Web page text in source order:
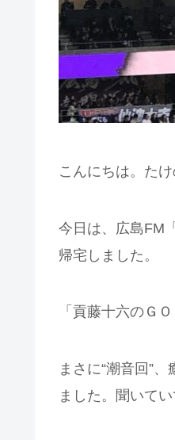
こんにちは。たけ
今日は、広島FM
帰宅しました。
「貢藤十六のＧ
まさに“潮音回”
ました。聞いて